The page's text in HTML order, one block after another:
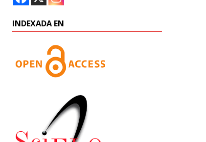
INDEXADA EN